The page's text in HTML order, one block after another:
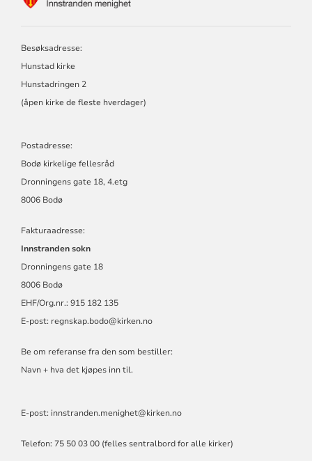
Besøksadresse:
Hunstad kirke
Hunstadringen 2
(åpen kirke de fleste hverdager)
Postadresse:
Bodø kirkelige fellesråd
Dronningens gate 18, 4.etg
8006 Bodø
Fakturaadresse:
Innstranden sokn
Dronningens gate 18
8006 Bodø
EHF/Org.nr.: 915 182 135
E-post: regnskap.bodo@kirken.no
Be om referanse fra den som bestiller:
Navn + hva det kjøpes inn til.
E-post: innstranden.menighet@kirken.no
Telefon: 75 50 03 00 (felles sentralbord for alle kirker)